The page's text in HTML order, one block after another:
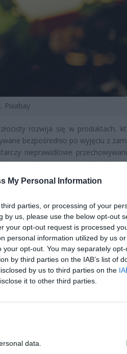
My Personal Information
parties, or processing of your
by us, please use the below opt-out
your opt-out request is processed
personal information utilized by us
opt-out. You may separately
by third parties on the IAB’s list of
by us to third parties on the
it to other third parties.
data.
Pixabay
rozwija się w produktach,
bezpośrednio po wyjęciu z
nieprawidłowe
z zakażonym personelem, by
infekcji.